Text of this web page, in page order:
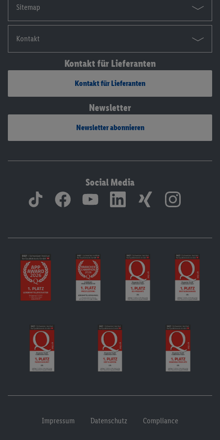
Sitemap
Kontakt
Kontakt für Lieferanten
Kontakt für Lieferanten
Newsletter
Newsletter abonnieren
Social Media
Impressum Datenschutz Compliance